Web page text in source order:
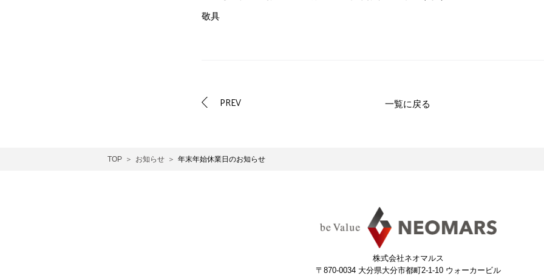
敬具
PREV 一覧に戻る
TOP お知らせ 年末年始休業日のお知らせ
株式会社ネオマルス
〒870-0034 大分県大分市都町2-1-10 ウォーカービル